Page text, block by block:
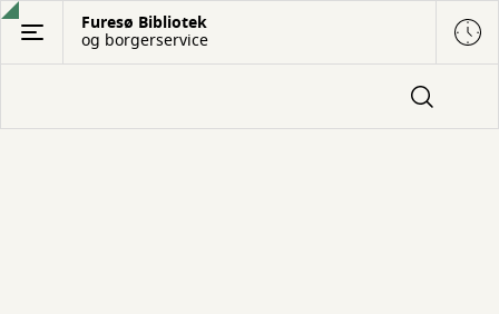
Gå
hovedindhold
Furesø Bibliotek
og borgerservice